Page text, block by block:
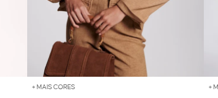
+ MAIS CORES +